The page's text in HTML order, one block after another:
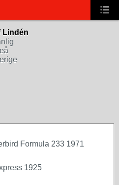
Lindén
Formula 233 1971
1925